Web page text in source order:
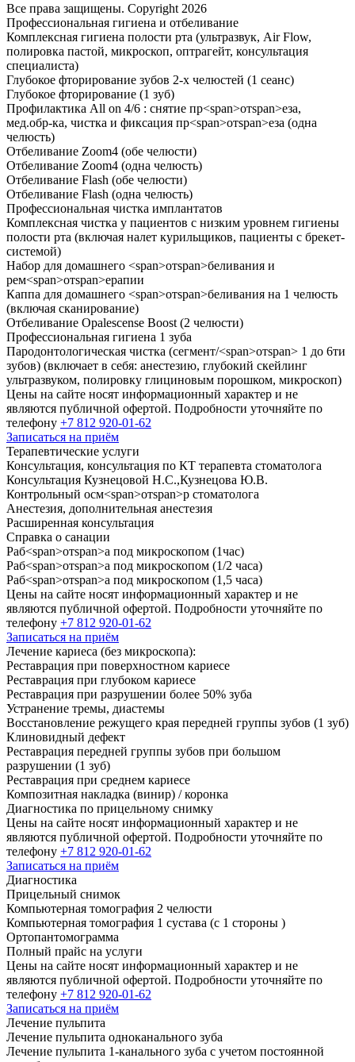
Все права защищены. Copyright 2026
Профессиональная гигиена и отбеливание
Комплексная гигиена полости рта (ультразвук, Air Flow,
полировка пастой, микроскоп, оптрагейт, консультация
специалиста)
Глубокое фторирование зубов 2-х челюстей (1 сеанс)
Глубокое фторирование (1 зуб)
Профилактика All on 4/6 : снятие пр<span>отspan>еза,
мед.обр-ка, чистка и фиксация пр<span>отspan>еза (одна
челюсть)
Отбеливание Zoom4 (обе челюсти)
Отбеливание Zoom4 (одна челюсть)
Отбеливание Flash (обе челюсти)
Отбеливание Flash (одна челюсть)
Профессиональная чистка имплантатов
Комплексная чистка у пациентов с низким уровнем гигиены
полости рта (включая налет курильщиков, пациенты с брекет-
системой)
Набор для домашнего <span>отspan>беливания и
рем<span>отspan>ерапии
Каппа для домашнего <span>отspan>беливания на 1 челюсть
(включая сканирование)
Отбеливание Opalescense Boost (2 челюсти)
Профессиональная гигиена 1 зуба
Пародонтологическая чистка (сегмент/<span>отspan> 1 до 6ти
зубов) (включает в себя: анестезию, глубокий скейлинг
ультразвуком, полировку глициновым порошком, микроскоп)
Цены на сайте носят информационный характер и не
являются публичной офертой. Подробности уточняйте по
телефону +7 812 920-01-62
Записаться на приём
Терапевтические услуги
Консультация, консультация по КТ терапевта стоматолога
Консультация Кузнецовой Н.С.,Кузнецова Ю.В.
Контрольный осм<span>отspan>р стоматолога
Анестезия, дополнительная анестезия
Расширенная консультация
Справка о санации
Раб<span>отspan>а под микроскопом (1час)
Раб<span>отspan>а под микроскопом (1/2 часа)
Раб<span>отspan>а под микроскопом (1 ,5 часа)
Цены на сайте носят информационный характер и не
являются публичной офертой. Подробности уточняйте по
телефону +7 812 920-01-62
Записаться на приём
Лечение кариеса (без микроскопа):
Реставрация при поверхностном кариесе
Реставрация при глубоком кариесе
Реставрация при разрушении более 50% зуба
Устранение тремы, диастемы
Восстановление режущего края передней группы зубов (1 зуб)
Клиновидный дефект
Реставрация передней группы зубов при большом
разрушении (1 зуб)
Реставрация при среднем кариесе
Композитная накладка (винир) /коронка
Диагностика по прицельному снимку
Цены на сайте носят информационный характер и не
являются публичной офертой. Подробности уточняйте по
телефону +7 812 920-01-62
Записаться на приём
Диагностика
Прицельный снимок
Компьютерная томография 2 челюсти
Компьютерная томография 1 сустава (с 1 стороны )
Ортопантомограмма
Полный прайс на услуги
Цены на сайте носят информационный характер и не
являются публичной офертой. Подробности уточняйте по
телефону +7 812 920-01-62
Записаться на приём
Лечение пульпита
Лечение пульпита одноканального зуба
Лечение пульпита 1-канального зуба с учетом постоянной